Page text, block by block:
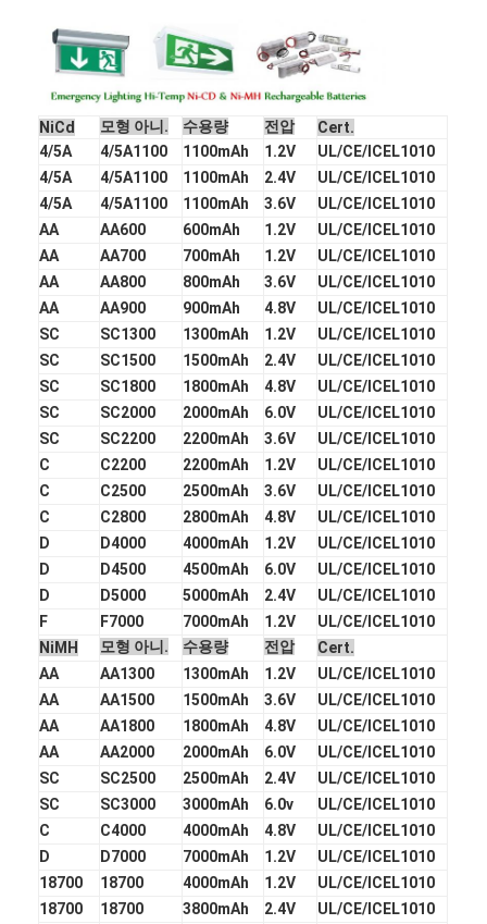
nicd 충전용 배터리
액정 배터리 충전기
nimh 배터리 팩
NiCd 배터리 팩
리튬 이온 배터리 팩
충전식 손전등 배터리
Li Mno2 건전지
Li Socl2 건전지
1 차적인 리튬 건전지
하이브리드 자동차 건전지
NiCd 모형 아니. 수용량 전압
Cert.
4/5A
4/5A1100 1100mAh 1.2V
UL/CE/ICEL1010
4/5A
4/5A1100 1100mAh 2.4V
UL/CE/ICEL1010
4/5A
4/5A1100 1100mAh 3.6V
UL/CE/ICEL1010
AA
AA600 600mAh 1.2V
UL/CE/ICEL1010
AA
AA700 700mAh 1.2V
UL/CE/ICEL1010
AA
AA800 800mAh 3.6V
UL/CE/ICEL1010
AA
AA900 900mAh 4.8V
UL/CE/ICEL1010
SC
SC1300 1300mAh 1.2V
UL/CE/ICEL1010
SC
SC1500 1500mAh 2.4V
UL/CE/ICEL1010
SC
SC1800 1800mAh 4.8V
UL/CE/ICEL1010
SC
SC2000 2000mAh 6.0V
UL/CE/ICEL1010
SC
SC2200 2200mAh 3.6V
UL/CE/ICEL1010
C
C2200 2200mAh 1.2V
UL/CE/ICEL1010
C
C2500 2500mAh 3.6V
UL/CE/ICEL1010
C
C2800 2800mAh 4.8V
UL/CE/ICEL1010
D
D4000 4000mAh 1.2V
UL/CE/ICEL1010
D
D4500 4500mAh 6.0V
UL/CE/ICEL1010
D
D5000 5000mAh 2.4V
UL/CE/ICEL1010
F
F7000 7000mAh 1.2V
UL/CE/ICEL1010
NiMH
모형 아니. 수용량 전압
Cert.
AA
AA1300 1300mAh 1.2V
UL/CE/ICEL1010
AA
AA1500 1500mAh 3.6V
UL/CE/ICEL1010
AA
AA1800 1800mAh 4.8V
UL/CE/ICEL1010
AA
AA2000 2000mAh 6.0V
UL/CE/ICEL1010
SC
SC2500 2500mAh 2.4V
UL/CE/ICEL1010
SC
SC3000 3000mAh 6.0v
UL/CE/ICEL1010
C
C4000 4000mAh 4.8V
UL/CE/ICEL1010
D
D7000 7000mAh 1.2V
UL/CE/ICEL1010
18700
18700 4000mAh 1.2V
UL/CE/ICEL1010
18700
18700 3800mAh 2.4V
UL/CE/ICEL1010